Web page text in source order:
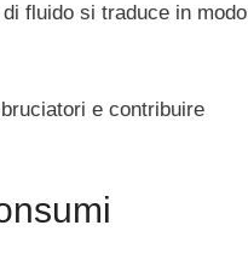
fluido si traduce in modo
e contribuire